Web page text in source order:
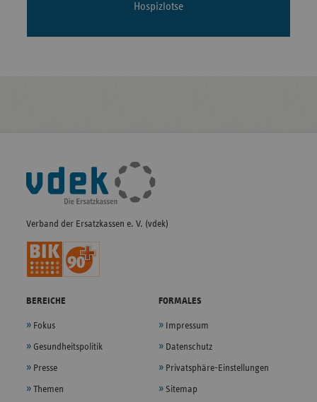
Hospizlotse
Fußleisten-
Navigation
Verband der Ersatzkassen e. V. (vdek)
BEREICHE
Fokus
Gesundheitspolitik
Presse
Themen
FORMALES
Impressum
Datenschutz
Privatsphäre-Einstellungen
Sitemap